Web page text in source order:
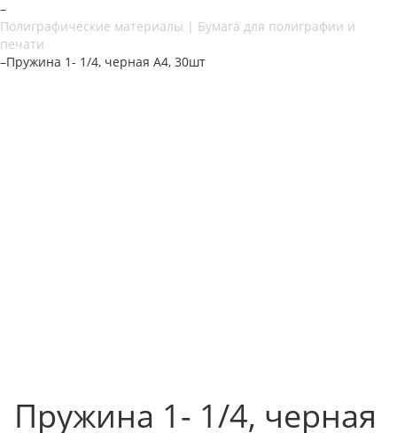
–
Полиграфические материалы | Бумага для полиграфии и
печати
–Пружина 1- 1/4, черная А4, 30шт
Пружина 1- 1/4, черная